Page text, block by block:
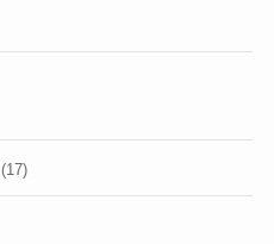
(17)